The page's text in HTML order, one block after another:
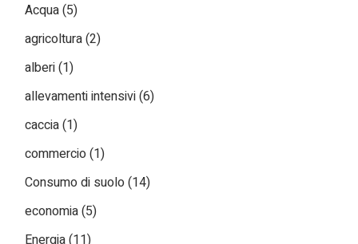
Acqua(5)
agricoltura(2)
alberi(1)
allevamenti intensivi(6)
caccia(1)
commercio(1)
Consumo di suolo(14)
economia(5)
Energia(11)